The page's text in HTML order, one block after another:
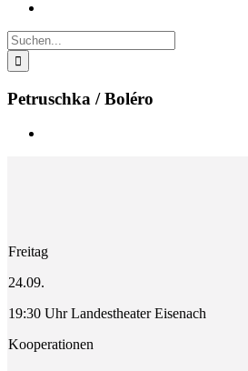
Suche
nach:
Petruschka / Boléro
Freitag
24.09.
19:30 Uhr Landestheater Eisenach
Kooperationen